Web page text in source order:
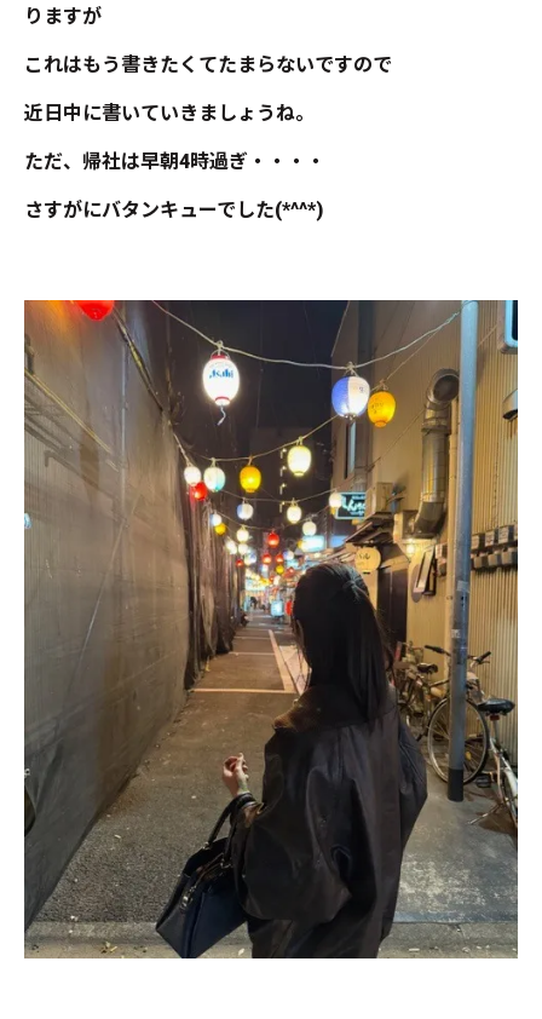
りますが
これはもう書きたくてたまらないですので
近日中に書いていきましょうね。
ただ、帰社は早朝4時過ぎ・・・・
さすがにバタンキューでした(*^^*)